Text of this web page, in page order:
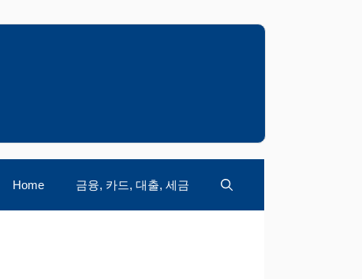
Home 금융, 카드, 대출, 세금